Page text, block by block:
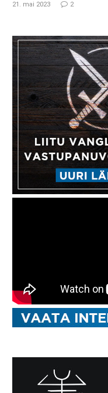
21. mai 2023 2